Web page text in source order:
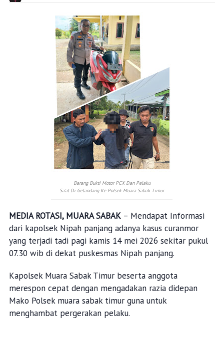
Barang Bukti Motor PCX Dan Pelaku
Sa'at Di Gelandang Ke Polsek Muara Sabak Timur
MEDIA ROTASI, MUARA SABAK– Mendapat Informasi
dari kapolsek Nipah panjang adanya kasus curanmor
yang terjadi tadi pagi kamis 14 mei 2026 sekitar pukul
07.30 wib di dekat puskesmas Nipah panjang.
Kapolsek Muara Sabak Timur beserta anggota
merespon cepat dengan mengadakan razia didepan
Mako Polsek muara sabak timur guna untuk
menghambat pergerakan pelaku.